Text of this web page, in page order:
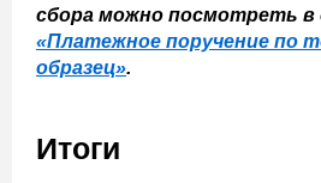
сбора можно посмотреть
«Платежное поручение по
образец».
Итоги